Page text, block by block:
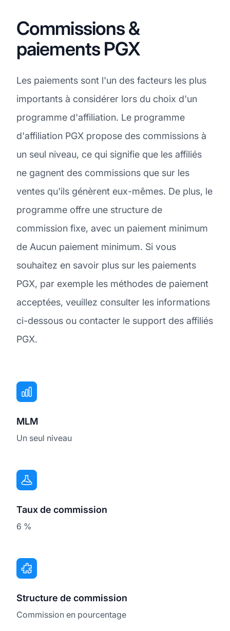
Commissions &
paiements PGX
Les paiements sont l'un des facteurs les plus
importants à considérer lors du choix d'un
programme d'affiliation. Le programme
d'affiliation PGX propose des commissions à
un seul niveau, ce qui signifie que les affiliés
ne gagnent des commissions que sur les
ventes qu'ils génèrent eux-mêmes. De plus, le
programme offre une structure de
commission fixe, avec un paiement minimum
de Aucun paiement minimum. Si vous
souhaitez en savoir plus sur les paiements
PGX, par exemple les méthodes de paiement
acceptées, veuillez consulter les informations
ci-dessous ou contacter le support des affiliés
PGX.
MLM
Un seul niveau
Taux de commission
6 %
Structure de commission
Commission en pourcentage